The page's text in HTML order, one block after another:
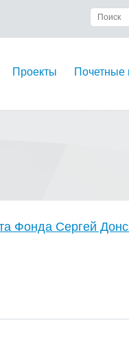
Проекты Почетные
Фонда Сергей